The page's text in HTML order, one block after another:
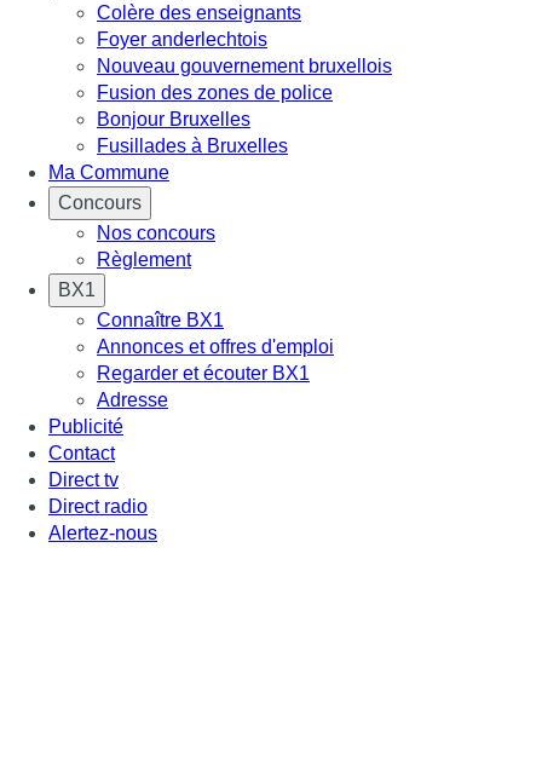
Colère des enseignants
Foyer anderlechtois
Nouveau gouvernement bruxellois
Fusion des zones de police
Bonjour Bruxelles
Fusillades à Bruxelles
Ma Commune
Concours
Nos concours
Règlement
BX1
Connaître BX1
Annonces et offres d'emploi
Regarder et écouter BX1
Adresse
Publicité
Contact
Direct tv
Direct radio
Alertez-nous